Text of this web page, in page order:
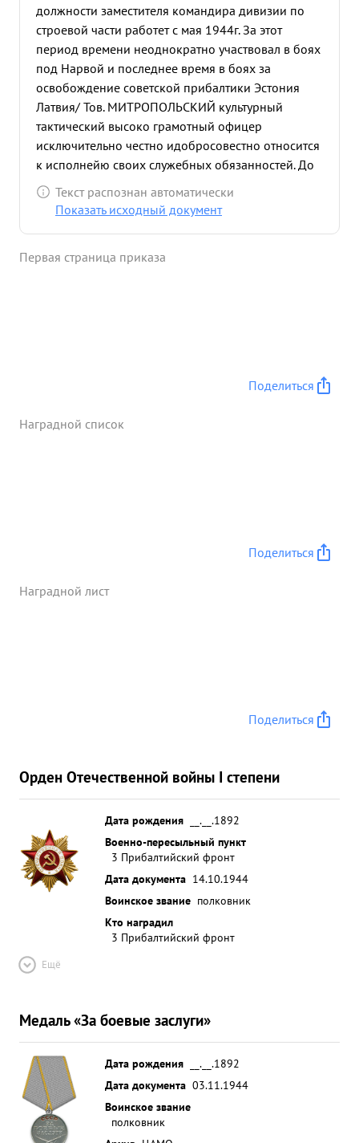
должности заместителя командира дивизии по
строевой части работет с мая 1944г. За этот
период времени неоднократно участвовал в боях
под Нарвой и последнее время в боях за
освобождение советской прибалтики Эстония
Латвия/ Тов. МИТРОПОЛЬСКИЙ культурный
тактический высоко грамотный офицер
исключительно честно идобросовестно относится
к исполнейю своих служебных обязанностей. До
начала боевых действих тов. МИТРОПОЛЬСКИЙ
првел исключительно большую работу по
боевой опыт и знания офицерскому составу. по
показывая при этом примеры храбрости,
сложнойбоевой обстановке дать практическое
бомбежкой авиации противника не считаясь ни с
приказа тем самым обеспечил перевправу боевой
Текст распознан автоматически
Показать исходный документ
Первая страница приказа
Поделиться
Наградной список
Поделиться
Наградной лист
Поделиться
Орден Отечественной войны I степени
Дата рождения
__.__.1892
Военно-пересыльный пункт
3 Прибалтийский фронт
Дата документа 14.10.1944
Воинское звание полковник
Кто наградил
3 Прибалтийский фронт
Ещё
Медаль «За боевые заслуги»
Дата рождения
__.__.1892
Дата документа 03.11.1944
Воинское звание
полковник